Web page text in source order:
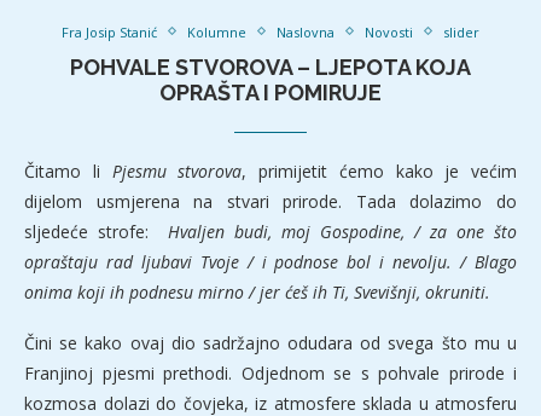
Fra Josip Stanić Kolumne Naslovna Novosti slider
POHVALE STVOROVA – LJEPOTA KOJA
OPRAŠTA I POMIRUJE
Čitamo li Pjesmu stvorova, primijetit ćemo kako je većim
dijelom usmjerena na stvari prirode. Tada dolazimo do
sljedeće strofe: Hvaljen budi, moj Gospodine, / za one što
opraštaju rad ljubavi Tvoje / i podnose bol i nevolju. / Blago
onima koji ih podnesu mirno / jer ćeš ih Ti, Svevišnji, okruniti.
Čini se kako ovaj dio sadržajno odudara od svega što mu u
Franjinoj pjesmi prethodi. Odjednom se s pohvale prirode i
kozmosa dolazi do čovjeka, iz atmosfere sklada u atmosferu